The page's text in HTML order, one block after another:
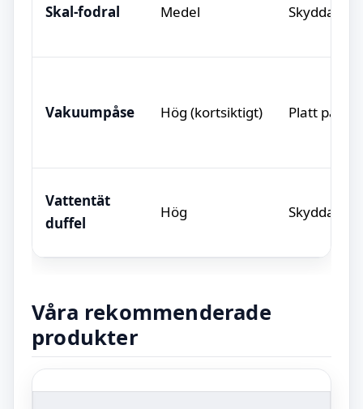
Skal-fodral Medel Skyddar
Vakuumpåse Hög (kortsiktigt) Platt
Vattentät
duffel
Hög Skyddar
Våra rekommenderade
produkter